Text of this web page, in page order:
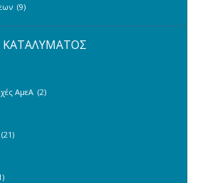
(9)
ΚΑΤΑΛΥΜΑΤΟΣ
ΑμεΑ (2)